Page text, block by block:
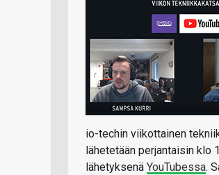
io-techin viikottainen
lähetetään perjantaisin klo
lähetyksenä YouTubessa.